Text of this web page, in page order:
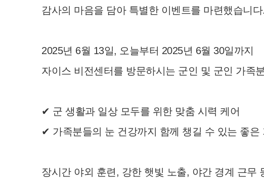
​감사의 마음을 담아 특별한 이벤트를 마련했습니다.
​2025년 6월 13일, 오늘부터 2025년 6월 30일까지
자이스 비전센터를 방문하시는 군인 및 군인 가족
✔ 군 생활과 일상 모두를 위한 맞춤 시력 케어
✔ 가족분들의 눈 건강까지 함께 챙길 수 있는 좋은
장시간 야외 훈련, 강한 햇빛 노출, 야간 경계 근무